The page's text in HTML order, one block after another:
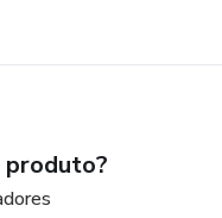
produto?